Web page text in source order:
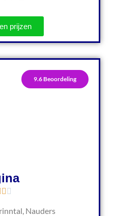
prijzen
9.6 Beoordeling
Nauders